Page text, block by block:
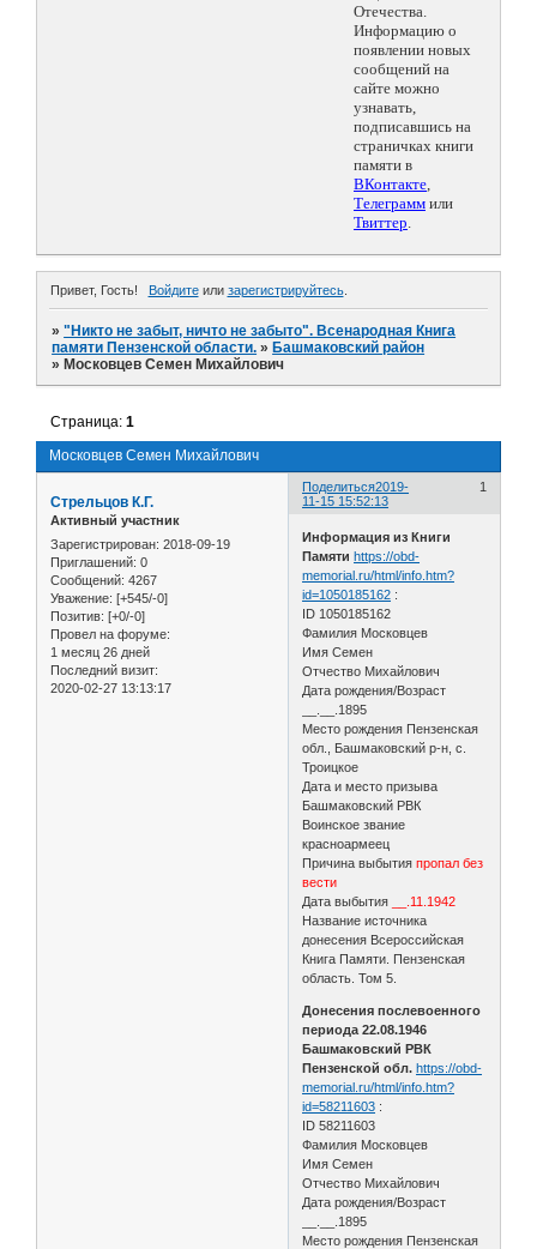
Отечества.
Информацию о
появлении новых
сообщений на
сайте можно
узнавать,
подписавшись на
страничках книги
памяти в
ВКонтакте,
Телеграмм или
Твиттер.
Привет, Гость! Войдитеили зарегистрируйтесь.
»"Никто не забыт, ничто не забыто". Всенародная Книга
памяти Пензенской области. » Башмаковский район
» Московцев Семен Михайлович
Московцев Семен Михайлович
Страница:1
Поделиться 1
2019-
11-15 15:52:13
Стрельцов К.Г.
Активный участник
Зарегистрирован: 2018-09-19
Приглашений: 0
Сообщений: 4267
Уважение: [+545/-0]
Позитив: [+0/-0]
Провел на форуме:
1 месяц 26 дней
Последний визит:
2020-02-27 13:13:17
Информация из Книги
Памяти https://obd-
memorial.ru/html/info.htm?
id=1050185162 :
ID 1050185162
Фамилия Московцев
Имя Семен
Отчество Михайлович
Дата рождения/Возраст
__.__.1895
Место рождения Пензенская
обл., Башмаковский р-н, с.
Троицкое
Дата и место призыва
Башмаковский РВК
Воинское звание
красноармеец
Причина выбытия пропал без
вести
Дата выбытия __.11.1942
Название источника
донесения Всероссийская
Книга Памяти. Пензенская
область. Том 5.
Донесения послевоенного
периода 22.08.1946
Башмаковский РВК
Пензенской обл. https://obd-
memorial.ru/html/info.htm?
id=58211603 :
ID 58211603
Фамилия Московцев
Имя Семен
Отчество Михайлович
Дата рождения/Возраст
__.__.1895
Место рождения Пензенская